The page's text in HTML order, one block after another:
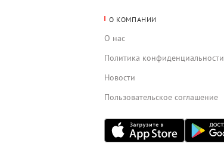
О КОМПАНИИ
О нас
Политика конфиденциальности
Новости
Пользовательское соглашение